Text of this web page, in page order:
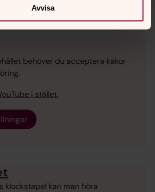
Avvisa
behöver du acceptera kakor
i stället.
klockstapel kan man höra